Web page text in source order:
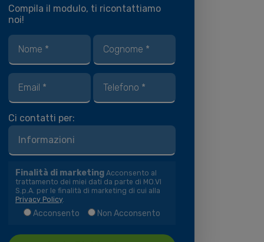
Compila il modulo, ti ricontattiamo
noi!
Ci contatti per:
Finalità di marketing Acconsento al
trattamento dei miei dati da parte di MO.VI
S.p.A. per le finalità di marketing di cui alla
Privacy Policy.
Acconsento Non Acconsento